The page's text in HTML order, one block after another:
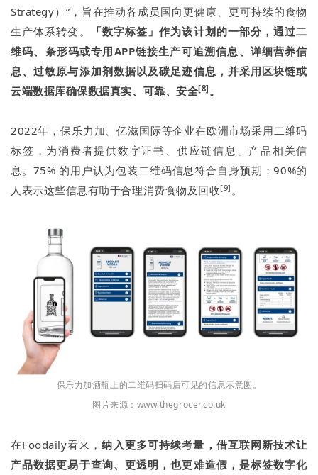
Strategy）”，旨在推动各成员国向更健康、更可持续的食物
生产体系转变。
「数字标签」作为该计划的一部分，通过二
维码、条形码或专用APP链接生产可追溯信息、详细营养信
息、过敏原与添加剂数据以及碳足迹信息，并采用区块链或
云端数据库确保数据真实、可靠、安全[8] 。
2022年，保乐力加、亿滋国际等企业在欧洲市场采用二维码
标签，为消费者提供数字证书、供应链信息、产品相关信
息。75% 的用户认为包装二维码信息符合自身预期；90%的
人表示这些信息有助于合理消费食物及回收[9] 。
保乐力加酒瓶上的二维码扫码后可见的信息示意图。
图片来源：www.thegrocer.co.uk
在Foodaily看来，纳入更多可持续考量，借互联网新技术让
产品数据更易于查询、更透明，也更难造假，是标签数字化